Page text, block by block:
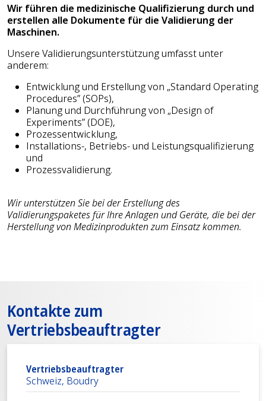
Wir führen die medizinische Qualifizierung durch und
erstellen alle Dokumente für die Validierung der
Maschinen.
Unsere Validierungsunterstützung umfasst unter
anderem:
Entwicklung und Erstellung von „Standard Operating
Procedures” (SOPs),
Planung und Durchführung von „Design of
Experiments” (DOE),
Prozessentwicklung,
Installations-, Betriebs- und Leistungsqualifizierung
und
Prozessvalidierung.
Wir unterstützen Sie bei der Erstellung des
Validierungspaketes für Ihre Anlagen und Geräte, die bei der
Herstellung von Medizinprodukten zum Einsatz kommen.
Kontakte zum
Vertriebsbeauftragter
Vertriebsbeauftragter
Schweiz, Boudry